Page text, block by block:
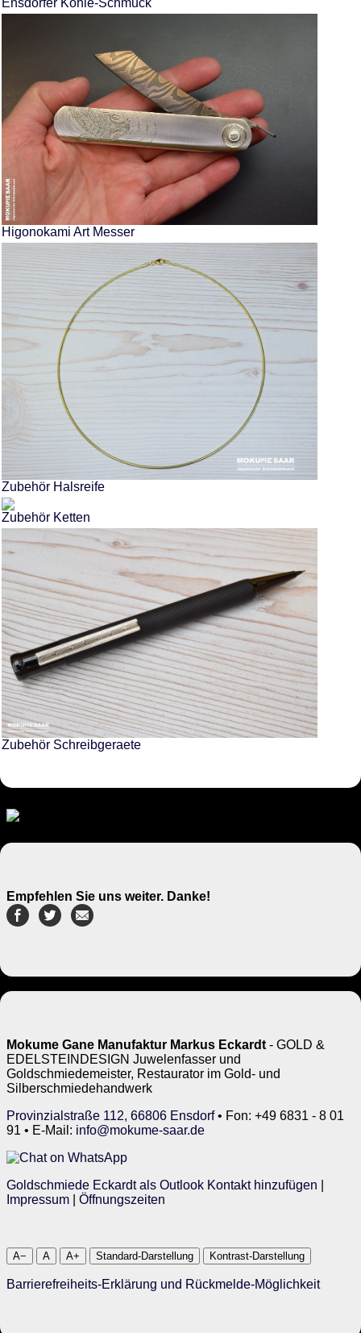
Ensdorfer Kohle-Schmuck
Higonokami Art Messer
Zubehör Halsreife
Zubehör Ketten
Zubehör Schreibgeraete
Empfehlen Sie uns weiter. Danke!
Mokume Gane Manufaktur Markus Eckardt - GOLD &
EDELSTEINDESIGN Juwelenfasser und
Goldschmiedemeister, Restaurator im Gold- und
Silberschmiedehandwerk
Provinzialstraße 112, 66806 Ensdorf• Fon: +49 6831 - 8 01
91 • E-Mail: info@mokume-saar.de
Goldschmiede Eckardt als Outlook Kontakt hinzufügen
Impressum
Öffnungszeiten
A− A A+ Standard-Darstellung Kontrast-Darstellung
Barrierefreiheits-Erklärung und Rückmelde-Möglichkeit